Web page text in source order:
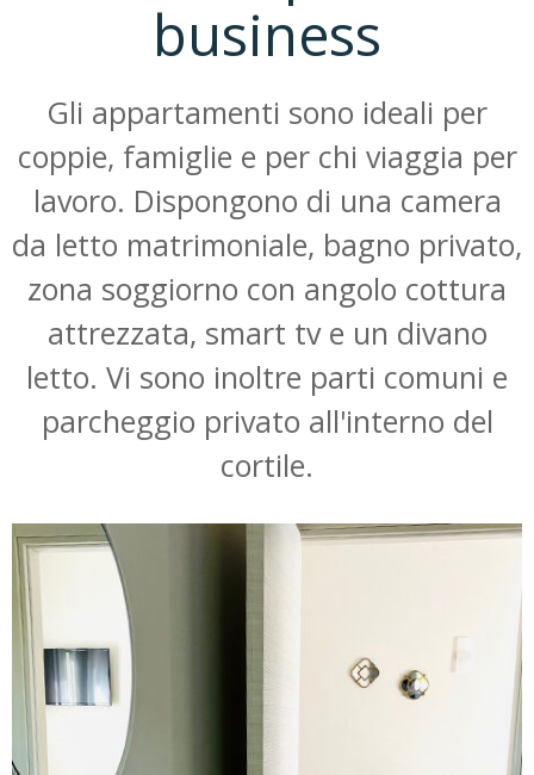
business
Gli appartamenti sono ideali per
coppie, famiglie e per chi viaggia per
lavoro. Dispongono di una camera
da letto matrimoniale, bagno privato,
zona soggiorno con angolo cottura
attrezzata, smart tv e un divano
letto. Vi sono inoltre parti comuni e
parcheggio privato all'interno del
cortile.